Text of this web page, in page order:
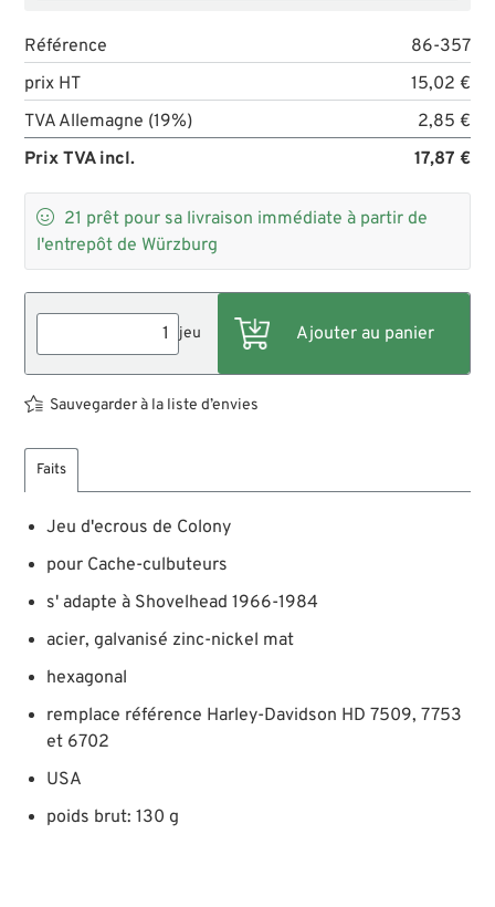
Référence
86-357
prix HT
15,02 €
TVA Allemagne (19%)
2,85 €
Prix TVA incl.
17,87 €
 21 prêt pour sa livraison immédiate à partir de
l'entrepôt de Würzburg
jeu
Sauvegarder à la liste d’envies
Faits
Jeu d'ecrous de Colony
pour Cache-culbuteurs
s' adapte à Shovelhead 1966-1984
acier, galvanisé zinc-nickel mat
hexagonal
remplace référence Harley-Davidson HD 7509, 7753
et 6702
USA
poids brut: 130 g